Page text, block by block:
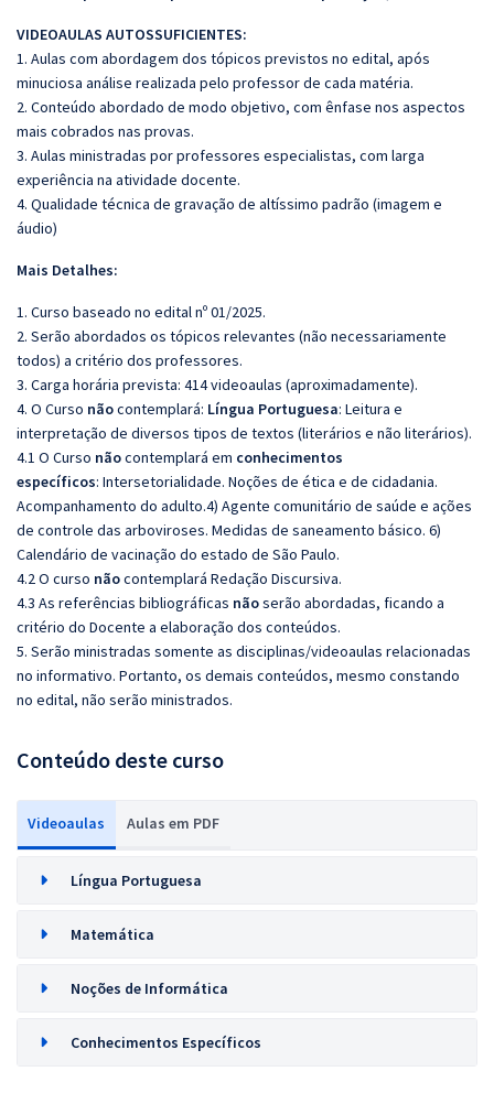
VIDEOAULAS AUTOSSUFICIENTES:
1. Aulas com abordagem dos tópicos previstos no edital, após
minuciosa análise realizada pelo professor de cada matéria.
2. Conteúdo abordado de modo objetivo, com ênfase nos aspectos
mais cobrados nas provas.
3. Aulas ministradas por professores especialistas, com larga
experiência na atividade docente.
4. Qualidade técnica de gravação de altíssimo padrão (imagem e
áudio)
Mais Detalhes:
1. Curso baseado no edital nº 01/2025.
2. Serão abordados os tópicos relevantes (não necessariamente
todos) a critério dos professores.
3. Carga horária prevista: 414 videoaulas (aproximadamente).
4. O Curso nãocontemplará: Língua Portuguesa: Leitura e
interpretação de diversos tipos de textos (literários e não literários).
4.1 O Curso nãocontemplará em conhecimentos
específicos: Intersetorialidade. Noções de ética e de cidadania.
Acompanhamento do adulto.4) Agente comunitário de saúde e ações
de controle das arboviroses. Medidas de saneamento básico. 6)
Calendário de vacinação do estado de São Paulo.
4.2 O curso nãocontemplará Redação Discursiva.
4.3 As referências bibliográficas nãoserão abordadas, ficando a
critério do Docente a elaboração dos conteúdos.
5. Serão ministradas somente as disciplinas/videoaulas relacionadas
no informativo. Portanto, os demais conteúdos, mesmo constando
no edital, não serão ministrados.
Conteúdo deste curso
Videoaulas Aulas em PDF
Língua Portuguesa
Matemática
Noções de Informática
Conhecimentos Específicos